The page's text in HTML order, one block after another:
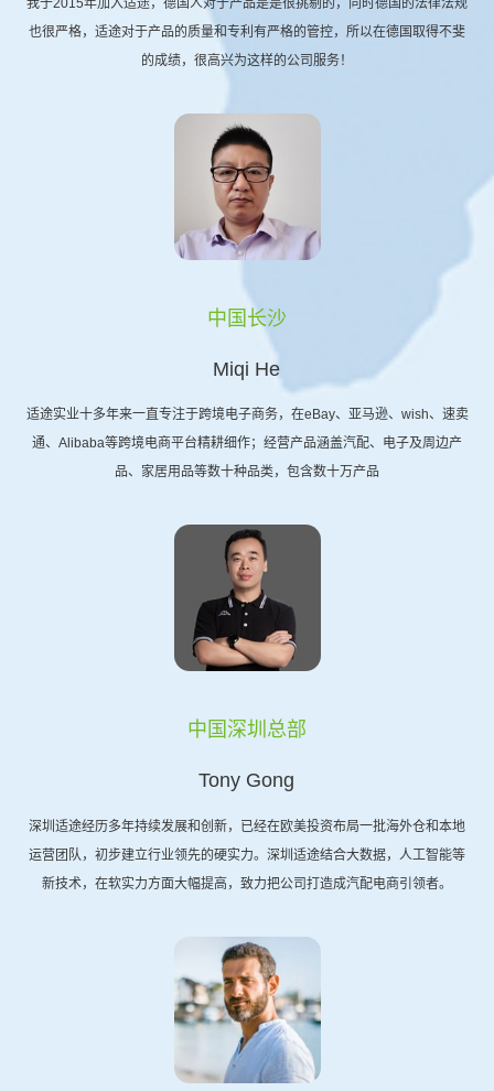
我于2015年加入适途，德国人对于产品是是很挑剔的，同时德国的法律法规
也很严格，适途对于产品的质量和专利有严格的管控，所以在德国取得不斐
的成绩，很高兴为这样的公司服务！
中国长沙
Miqi He
适途实业十多年来一直专注于跨境电子商务，在eBay、亚马逊、wish、速卖
通、Alibaba等跨境电商平台精耕细作；经营产品涵盖汽配、电子及周边产
品、家居用品等数十种品类，包含数十万产品
中国深圳总部
Tony Gong
深圳适途经历多年持续发展和创新，已经在欧美投资布局一批海外仓和本地
运营团队，初步建立行业领先的硬实力。深圳适途结合大数据，人工智能等
新技术，在软实力方面大幅提高，致力把公司打造成汽配电商引领者。